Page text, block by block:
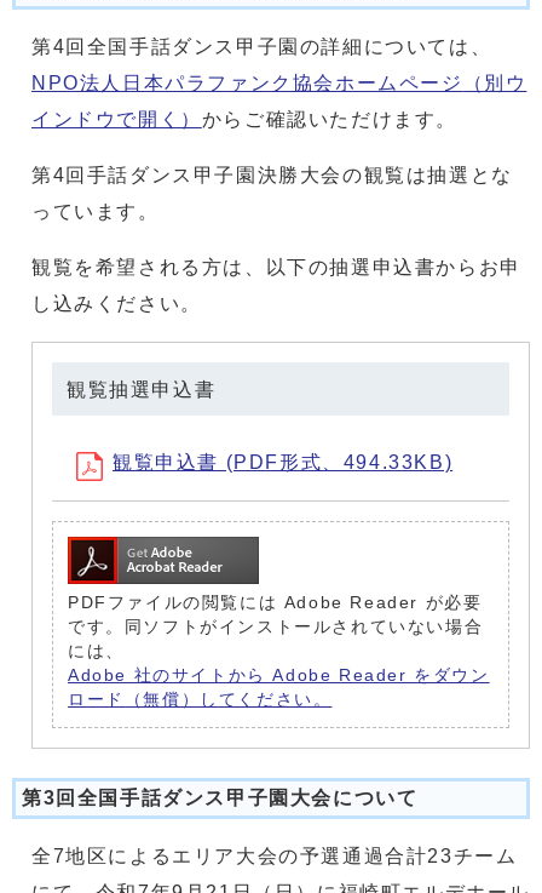
第4回全国手話ダンス甲子園の詳細については、
NPO法人日本パラファンク協会ホームページ
（別ウ
インドウで開く） からご確認いただけます。
第4回手話ダンス甲子園決勝大会の観覧は抽選とな
っています。
観覧を希望される方は、以下の抽選申込書からお申
し込みください。
観覧抽選申込書
観覧申込書 (PDF形式、494.33KB)
PDFファイルの閲覧には Adobe Reader が必要
です。同ソフトがインストールされていない場合
には、
Adobe 社のサイトから Adobe Reader をダウン
ロード（無償）してください。
第3回全国手話ダンス甲子園大会について
全7地区によるエリア大会の予選通過合計23チーム